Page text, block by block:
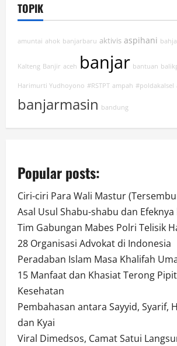
TOPIK
amuntai ahok banjarbaru aktivis aspihani
Kalteng Banjir aceh banjar bantuan
Harimurti Yudhoyono #RSTPT ampah #poldakalsel
banjarmasin bandung
Popular posts:
Ciri-ciri Para Wali Mastur
Asal Usul Shabu-shabu dan
Tim Gabungan Mabes Polri Telisik
28 Organisasi Advokat di Indonesia
Peradaban Islam Masa Khalifah
15 Manfaat dan Khasiat Terong
Kesehatan
Pembahasan antara Sayyid, Syarif,
dan Kyai
Viral Dimedsos, Camat Satui